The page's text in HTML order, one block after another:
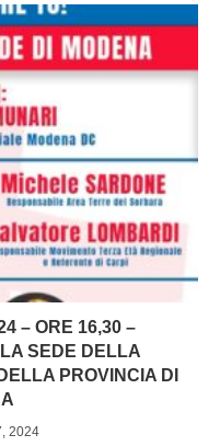
– ORE 16,30 –
SEDE DELLA
PROVINCIA DI
2024